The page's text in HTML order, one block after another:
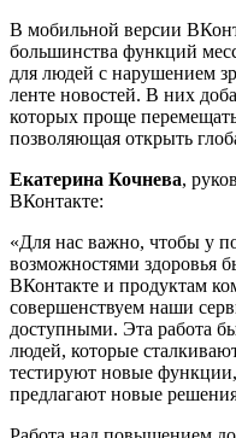
В мобильной версии
большинства функций
для людей с нарушением
ленте новостей. В них
которых проще
позволяющая открыть
Екатерина Кочнева,
ВКонтакте:
«Для нас важно, чтобы у
возможностями здоровья
ВКонтакте и продуктам
совершенствуем наши
доступными. Эта работа
людей, которые
тестируют новые
предлагают новые